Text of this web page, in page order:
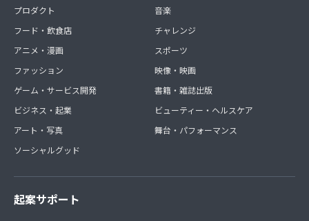
プロダクト
フード・飲食店
アニメ・漫画
ファッション
ゲーム・サービス開発
ビジネス・起業
アート・写真
ソーシャルグッド
音楽
チャレンジ
スポーツ
映像・映画
書籍・雑誌出版
ビューティー・ヘルスケア
舞台・パフォーマンス
起案サポート